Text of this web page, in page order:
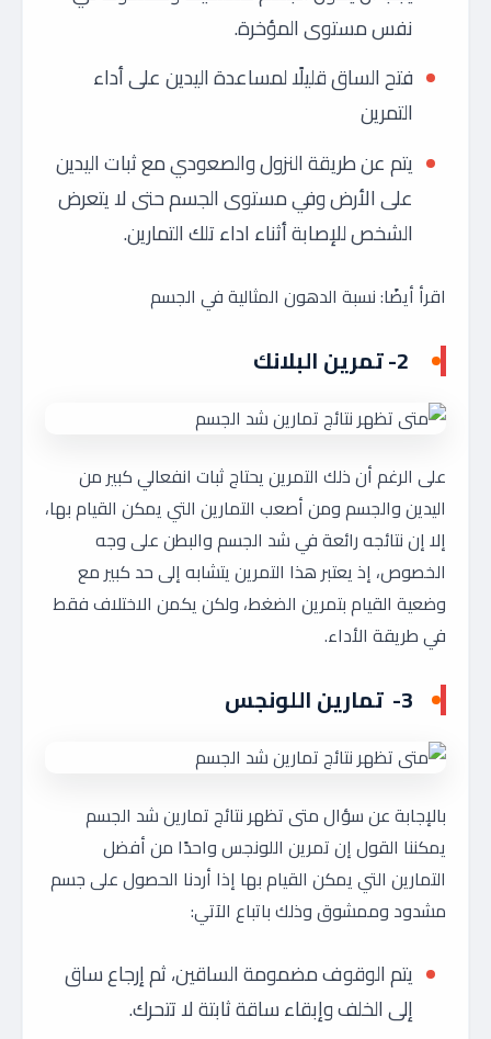
نفس مستوى المؤخرة.
فتح الساق قليلًا لمساعدة اليدين على أداء
التمرين
يتم عن طريقة النزول والصعودي مع ثبات اليدين
على الأرض وفي مستوى الجسم حتى لا يتعرض
الشخص للإصابة أثناء اداء تلك التمارين.
اقرأ أيضًا: نسبة الدهون المثالية في الجسم
2- تمرين البلانك
على الرغم أن ذلك التمرين يحتاج ثبات انفعالي كبير من
اليدين والجسم ومن أصعب التمارين التي يمكن القيام بها،
إلا إن نتائجه رائعة في شد الجسم والبطن على وجه
الخصوص، إذ يعتبر هذا التمرين يتشابه إلى حد كبير مع
وضعية القيام بتمرين الضغط، ولكن يكمن الاختلاف فقط
في طريقة الأداء.
3- تمارين اللونجس
بالإجابة عن سؤال متى تظهر نتائج تمارين شد الجسم
يمكننا القول إن تمرين اللونجس واحدًا من أفضل
التمارين التي يمكن القيام بها إذا أردنا الحصول على جسم
مشدود وممشوق وذلك باتباع الآتي:
يتم الوقوف مضمومة الساقين، ثم إرجاع ساق
إلى الخلف وإبقاء ساقة ثابتة لا تتحرك.